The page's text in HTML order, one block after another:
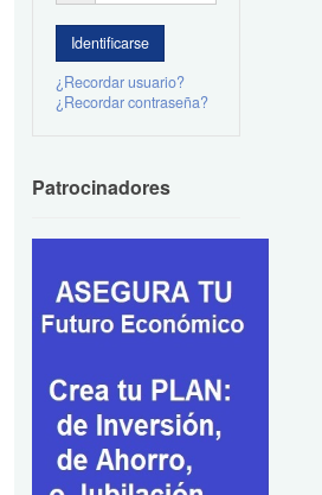
¿Recordar usuario?
¿Recordar contraseña?
Patrocinadores